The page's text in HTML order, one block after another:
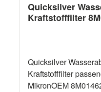
Quicksilver
Kraftstofffilter
Quicksilver
Kraftstofffilter
MikronOEM